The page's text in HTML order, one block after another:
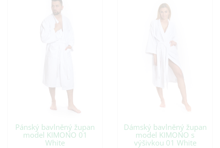
Pánský bavlněný župan
model KIMONO 01
White
Dámský bavlněný župan
model KIMONO s
výšivkou 01 White